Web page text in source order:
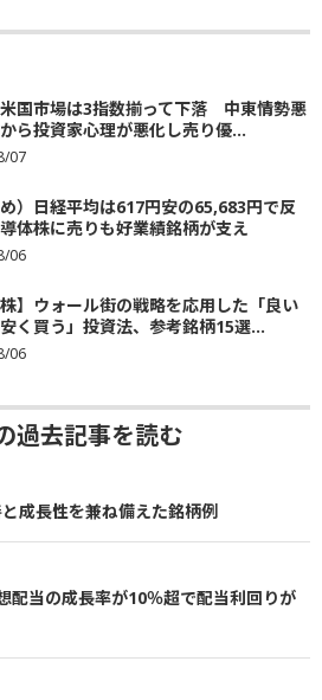
米国市場は3指数揃って下落 中東情勢悪
ら投資家心理が悪化し売り優...
07
め）日経平均は617円安の65,683円で反
体株に売りも好業績銘柄が支え
06
株】ウォール街の戦略を応用した「良い
く買う」投資法、参考銘柄15選...
06
過去記事を読む
成長性を兼ね備えた銘柄例
配当の成長率が10％超で配当利回りが